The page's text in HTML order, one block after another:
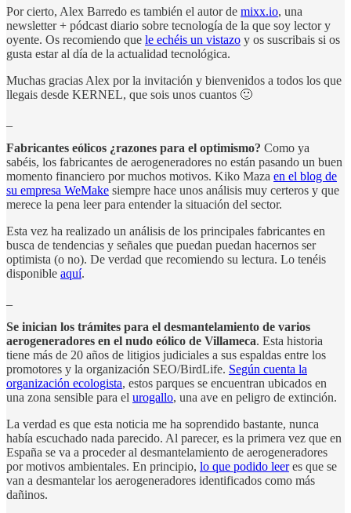
Por cierto, Alex Barredo es también el autor de mixx.io, una
newsletter + pódcast diario sobre tecnología de la que soy lector y
oyente. Os recomiendo que le echéis un vistazo y os suscribais si os
gusta estar al día de la actualidad tecnológica.
Muchas gracias Alex por la invitación y bienvenidos a todos los que
llegais desde KERNEL, que sois unos cuantos 🙂
Fabricantes eólicos ¿razones para el optimismo? Como ya
sabéis, los fabricantes de aerogeneradores no están pasando un buen
momento financiero por muchos motivos. Kiko Maza en el blog de
su empresa WeMake siempre hace unos análisis muy certeros y que
merece la pena leer para entender la situación del sector.
Esta vez ha realizado un análisis de los principales fabricantes en
busca de tendencias y señales que puedan puedan hacernos ser
optimista (o no). De verdad que recomiendo su lectura. Lo tenéis
disponible aquí.
Se inician los trámites para el desmantelamiento de varios
aerogeneradores en el nudo eólico de Villameca. Esta historia
tiene más de 20 años de litigios judiciales a sus espaldas entre los
promotores y la organización SEO/BirdLife. Según cuenta la
organización ecologista, estos parques se encuentran ubicados en
una zona sensible para el urogallo, una ave en peligro de extinción.
La verdad es que esta noticia me ha soprendido bastante, nunca
había escuchado nada parecido. Al parecer, es la primera vez que en
España se va a proceder al desmantelamiento de aerogeneradores
por motivos ambientales. En principio, lo que podido leeres que se
van a desmantelar los aerogeneradores identificados como más
dañinos.